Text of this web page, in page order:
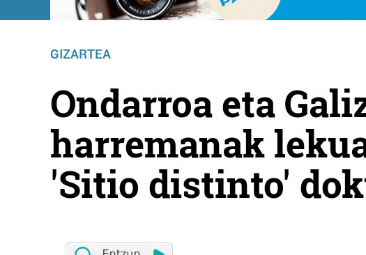
GIZARTEA
Ondarroa eta
harremanak
'Sitio distinto'